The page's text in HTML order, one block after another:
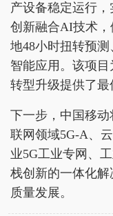
产设备稳定运行
创新融合AI技术
地48小时扭转预
智能应用。该项
转型升级提供了最
下一步，中国移
联网领域5G-A、
业5G工业专网、
栈创新的一体化
质量发展。